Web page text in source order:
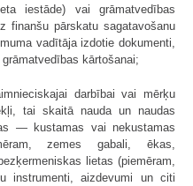
iestāde) vai grāmatvedības
finanšu pārskatu sagatavošanu
vadītāja izdotie dokumenti,
kārtošanai;
darbībai vai mērķu
tai skaitā nauda un naudas
— kustamas vai nekustamas
zemes gabali, ēkas,
lietas (piemēram,
instrumenti, aizdevumi un citi